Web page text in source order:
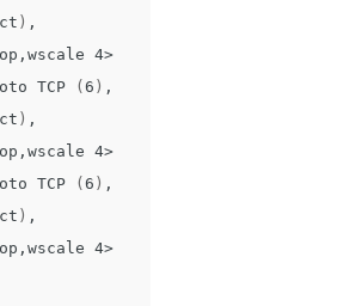
) ,
4>
TCP
( 6 ) ,
) ,
4>
TCP
( 6 ) ,
) ,
4>